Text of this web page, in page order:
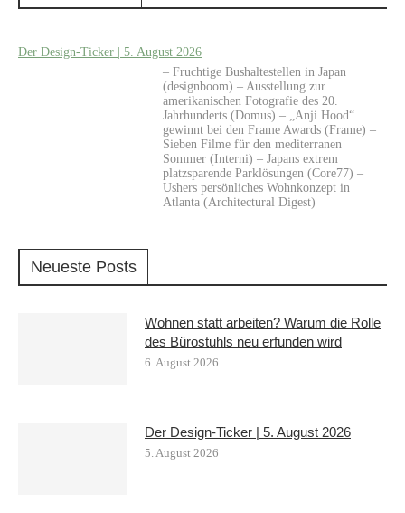
Der Design-Ticker | 5. August 2026
– Fruchtige Bushaltestellen in Japan
(designboom) – Ausstellung zur
amerikanischen Fotografie des 20.
Jahrhunderts (Domus) – „Anji Hood“
gewinnt bei den Frame Awards (Frame) –
Sieben Filme für den mediterranen
Sommer (Interni) – Japans extrem
platzsparende Parklösungen (Core77) –
Ushers persönliches Wohnkonzept in
Atlanta (Architectural Digest)
Neueste Posts
Wohnen statt arbeiten? Warum die Rolle
des Bürostuhls neu erfunden wird
6. August 2026
Der Design-Ticker | 5. August 2026
5. August 2026